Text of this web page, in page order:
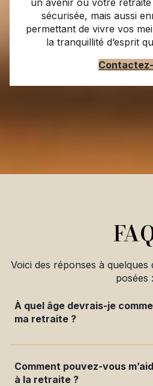
un avenir où votre
sécurisée, mais aussi
permettant de vivre vos
la tranquillité d’esprit
Voici des réponses à
posées :
À quel âge devrais-je
ma retraite ?
Comment pouvez-vous
à la retraite ?